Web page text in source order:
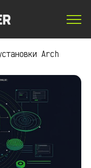
Arch